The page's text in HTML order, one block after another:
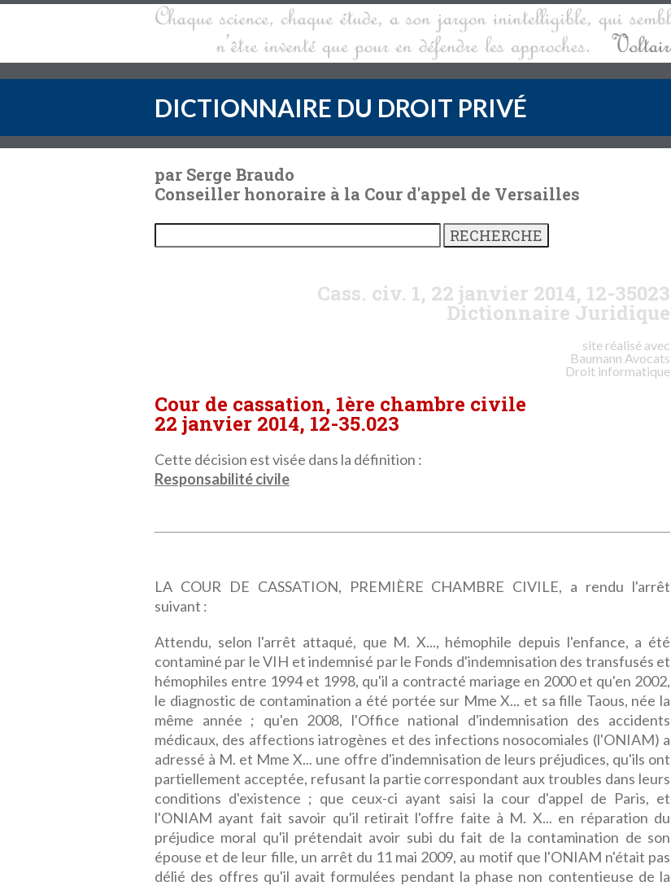
DICTIONNAIRE DU DROIT PRIVÉ
par Serge Braudo
Conseiller honoraire à la Cour d'appel de Versailles
Cass. civ. 1, 22 janvier 2014, 12-35023
Dictionnaire Juridique
site réalisé avec
Baumann Avocats
Droit informatique
Cour de cassation, 1ère chambre civile
22 janvier 2014, 12-35.023
Cette décision est visée dans la définition :
Responsabilité civile
LA COUR DE CASSATION, PREMIÈRE CHAMBRE CIVILE, a rendu l'arrêt
suivant :
Attendu, selon l'arrêt attaqué, que M. X..., hémophile depuis l'enfance, a été
contaminé par le VIH et indemnisé par le Fonds d'indemnisation des transfusés et
hémophiles entre 1994 et 1998, qu'il a contracté mariage en 2000 et qu'en 2002,
le diagnostic de contamination a été portée sur Mme X... et sa fille Taous, née la
même année ; qu'en 2008, l'Office national d'indemnisation des accidents
médicaux, des affections iatrogènes et des infections nosocomiales (l'ONIAM) a
adressé à M. et Mme X... une offre d'indemnisation de leurs préjudices, qu'ils ont
partiellement acceptée, refusant la partie correspondant aux troubles dans leurs
conditions d'existence ; que ceux-ci ayant saisi la cour d'appel de Paris, et
l'ONIAM ayant fait savoir qu'il retirait l'offre faite à M. X... en réparation du
préjudice moral qu'il prétendait avoir subi du fait de la contamination de son
épouse et de leur fille, un arrêt du 11 mai 2009, au motif que l'ONIAM n'était pas
délié des offres qu'il avait formulées pendant la phase non contentieuse de la